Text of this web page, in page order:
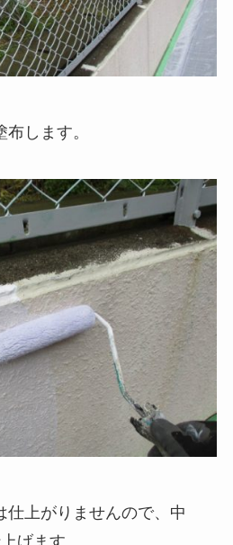
します。
仕上がりませんので、中